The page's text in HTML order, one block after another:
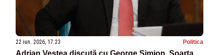
22 iun. 2026, 17:23 Politica
Adrian Veștea discută cu George Simion. Soarta